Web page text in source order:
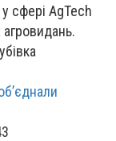
сфері AgTech